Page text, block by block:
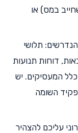
במס) או
תלושי
דוחות תנועות
הגמל וטפסי 161 של כלל המעסיקים. יש
השומה
עליכם להצהיר